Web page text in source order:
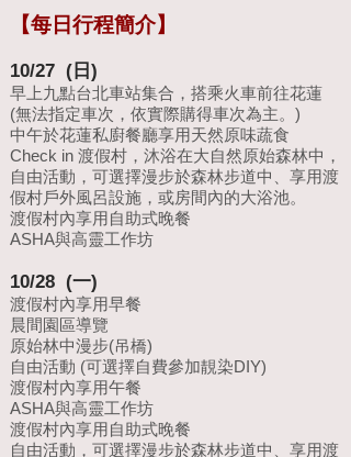
【每日行程簡介】
10/27 (日)
早上九點台北車站集合，搭乘火車前往花蓮
(無法指定車次，依實際購得車次為主。)
中午於花蓮私廚餐廳享用天然原味蔬食
Check in 渡假村，沐浴在大自然原始森林中，
自由活動，可選擇漫步於森林步道中、享用渡
假村戶外風呂設施，或房間內的大浴池。
渡假村內享用自助式晚餐
ASHA與高靈工作坊
10/28 (一)
渡假村內享用早餐
晨間園區導覽
原始林中漫步(吊橋)
自由活動 (可選擇自費參加靚染DIY)
渡假村內享用午餐
ASHA與高靈工作坊
渡假村內享用自助式晚餐
自由活動，可選擇漫步於森林步道中、享用渡